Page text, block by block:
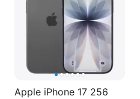
Apple iPhone 17 256